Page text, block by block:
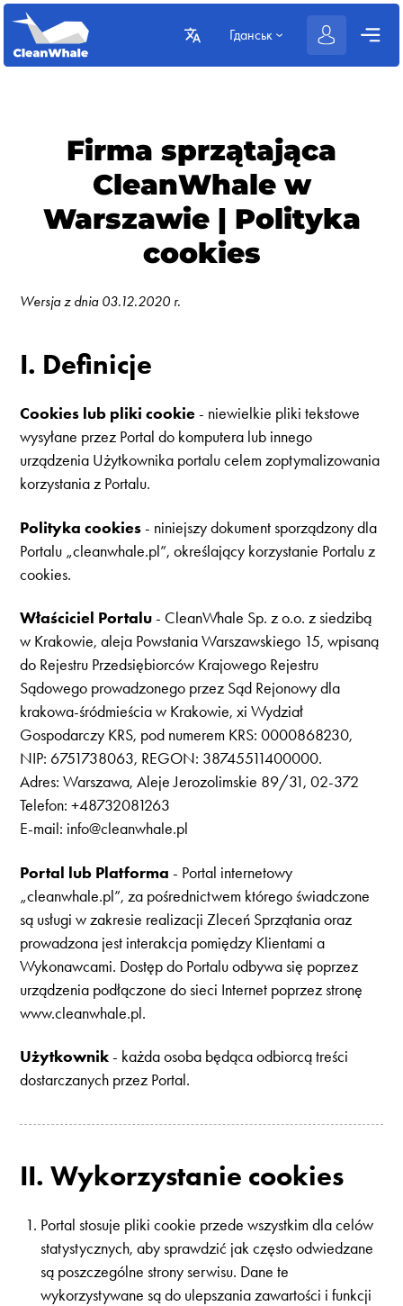
Гданськ
Firma sprzątająca
CleanWhale w
Warszawie | Polityka
cookies
Wersja z dnia 03.12.2020 r.
I. Definicje
Cookies lub pliki cookie- niewielkie pliki tekstowe
wysyłane przez Portal do komputera lub innego
urządzenia Użytkownika portalu celem zoptymalizowania
korzystania z Portalu.
Polityka cookies- niniejszy dokument sporządzony dla
Portalu „cleanwhale.pl”, określający korzystanie Portalu z
cookies.
Właściciel Portalu- CleanWhale Sp. z o.o. z siedzibą
w Krakowie, aleja Powstania Warszawskiego 15, wpisaną
do Rejestru Przedsiębiorców Krajowego Rejestru
Sądowego prowadzonego przez Sąd Rejonowy dla
krakowa-śródmieścia w Krakowie, xi Wydział
Gospodarczy KRS, pod numerem KRS: 0000868230,
NIP: 6751738063, REGON: 38745511400000.
Adres: Warszawa, Aleje Jerozolimskie 89/31, 02-372
Telefon: +48732081263
E-mail: info@cleanwhale.pl
Portal lub Platforma - Portal internetowy
„cleanwhale.pl”, za pośrednictwem którego świadczone
są usługi w zakresie realizacji Zleceń Sprzątania oraz
prowadzona jest interakcja pomiędzy Klientami a
Wykonawcami. Dostęp do Portalu odbywa się poprzez
urządzenia podłączone do sieci Internet poprzez stronę
www.cleanwhale.pl.
Użytkownik- każda osoba będąca odbiorcą treści
dostarczanych przez Portal.
II. Wykorzystanie cookies
Portal stosuje pliki cookie przede wszystkim dla celów
statystycznych, aby sprawdzić jak często odwiedzane
są poszczególne strony serwisu. Dane te
wykorzystywane są do ulepszania zawartości i funkcji